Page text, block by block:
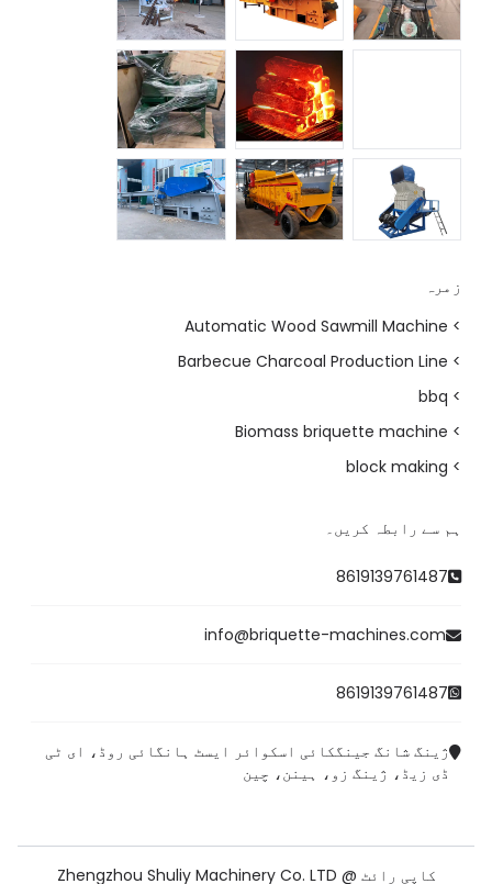
زمرہ
> Automatic Wood Sawmill Machine
> Barbecue Charcoal Production Line
> bbq
> Biomass briquette machine
> block making
ہم سے رابطہ کریں۔
8619139761487
info@briquette-machines.com
8619139761487
ژینگ شانگ جینگکائی اسکوائر ایسٹ ہانگائی روڈ، ای ٹی
ڈی زیڈ، ژینگ زو، ہینن، چین
کاپی رائٹ @ Zhengzhou Shuliy Machinery Co. LTD